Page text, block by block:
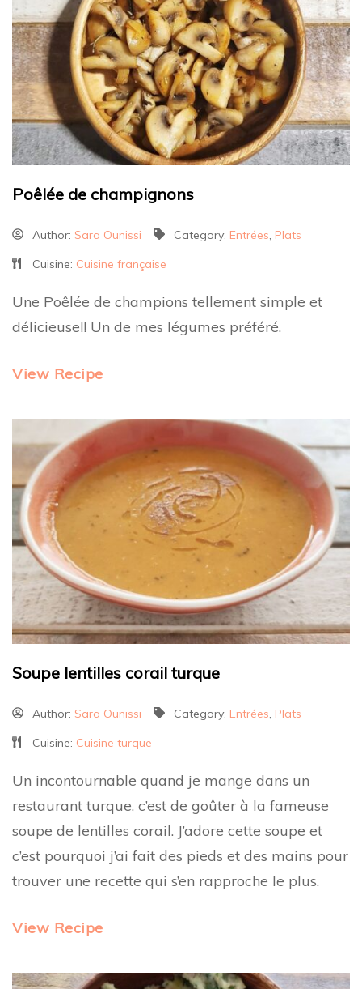
Poêlée de champignons
Author: Sara Ounissi Category: Entrées Plats
Cuisine: Cuisine française
Une Poêlée de champions tellement simple et
délicieuse!! Un de mes légumes préféré.
View Recipe
Soupe lentilles corail turque
Author: Sara Ounissi Category: Entrées, Plats
Cuisine: Cuisine turque
Un incontournable quand je mange dans un
restaurant turque, c’est de goûter à la fameuse
soupe de lentilles corail. J’adore cette soupe et
c’est pourquoi j’ai fait des pieds et des mains pour
trouver une recette qui s’en rapproche le plus.
View Recipe